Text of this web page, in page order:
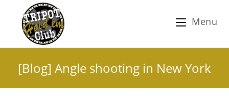
Menu
[Blog] Angle shooting in New York